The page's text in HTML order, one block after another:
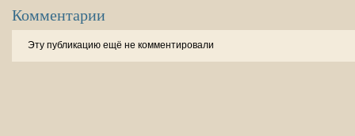
Комментарии
Эту публикацию ещё не комментировали